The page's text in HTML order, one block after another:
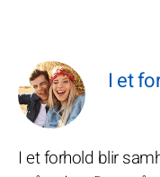
I et
I et forhold blir